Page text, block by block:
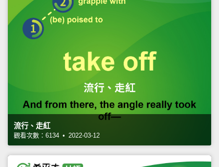
流行、走紅
觀看次數：6134 • 2022-03-12